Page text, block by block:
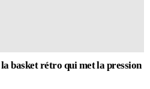
basket rétro qui met la pression